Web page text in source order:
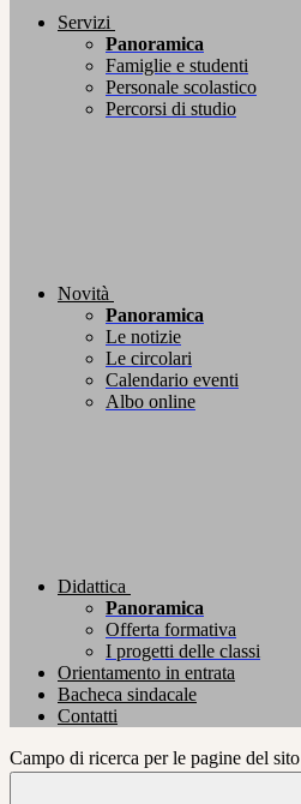
Servizi
Panoramica
Famiglie e studenti
Personale scolastico
Percorsi di studio
Novità
Panoramica
Le notizie
Le circolari
Calendario eventi
Albo online
Didattica
Panoramica
Offerta formativa
I progetti delle classi
Orientamento in entrata
Bacheca sindacale
Contatti
Campo di ricerca per le pagine del sito